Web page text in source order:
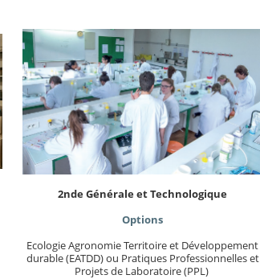
2nde Générale et Technologique
Options
Ecologie Agronomie Territoire et Développement
durable (EATDD) ou Pratiques Professionnelles et
Projets de Laboratoire (PPL)